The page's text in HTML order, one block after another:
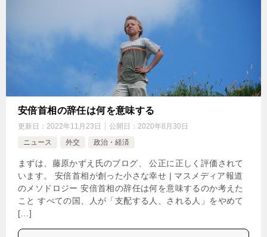
安倍首相の辞任は何を意味する
更新日： 2022年11月23日 公開日： 2020年8月30日
ニュース
外交 政治・経済
まずは、藤原かずえ氏のブログ、 公正に正しく評価されて
います。 安倍首相が創った小さな幸せ | マスメディア報道
のメソドロジー 安倍首相の辞任は何を意味するのか考えた
こと すべての国、人が「支配する人、される人」をやめて
[…]